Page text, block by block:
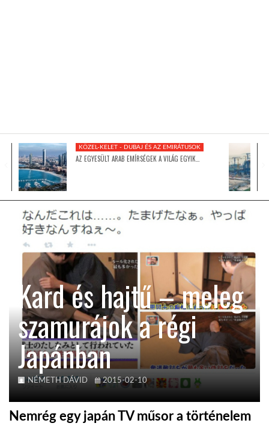
GLOBOTV BP
HÍR3D
TROPICALMAGAZIN
GLOBOTV
AFRIKA TUDÁSTÁR
A NAP SZÉPE
LINKTR.EE
KÖZEL-KELET - DUBAJ ÉS AZ EMIRÁTUSOK
AZ EGYESÜLT ARAB EMÍRSÉGEK A VILÁG EGYIK…
Kard és hajtű – meleg
szamurájok a régi
Japánban
NÉMETH DÁVID 2015-02-10
Nemrég egy japán TV műsor a történelem